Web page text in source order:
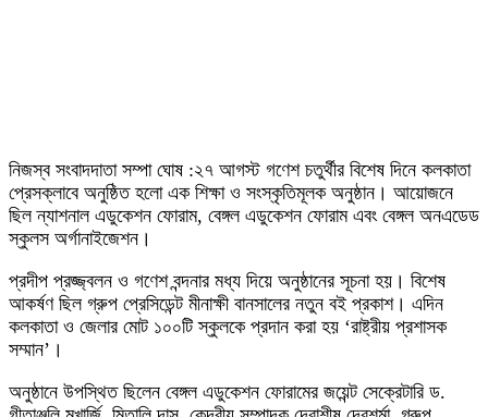
নিজস্ব সংবাদদাতা সম্পা ঘোষ :২৭ আগস্ট গণেশ চতুর্থীর বিশেষ দিনে কলকাতা
প্রেসক্লাবে অনুষ্ঠিত হলো এক শিক্ষা ও সংস্কৃতিমূলক অনুষ্ঠান। আয়োজনে
ছিল ন্যাশনাল এডুকেশন ফোরাম, বেঙ্গল এডুকেশন ফোরাম এবং বেঙ্গল অনএডেড
স্কুলস অর্গানাইজেশন।
প্রদীপ প্রজ্জ্বলন ও গণেশ বন্দনার মধ্য দিয়ে অনুষ্ঠানের সূচনা হয়। বিশেষ
আকর্ষণ ছিল গ্রুপ প্রেসিডেন্ট মীনাক্ষী বানসালের নতুন বই প্রকাশ। এদিন
কলকাতা ও জেলার মোট ১০০টি স্কুলকে প্রদান করা হয় ‘রাষ্ট্রীয় প্রশাসক
সম্মান’।
অনুষ্ঠানে উপস্থিত ছিলেন বেঙ্গল এডুকেশন ফোরামের জয়েন্ট সেক্রেটারি ড.